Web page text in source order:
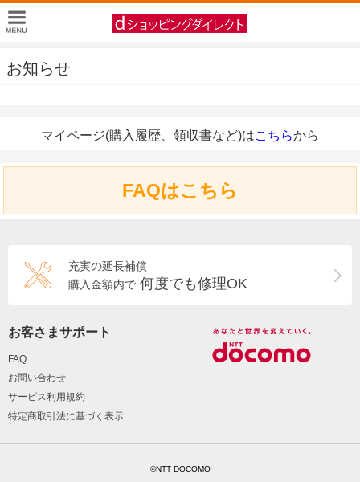
お知らせ
マイページ(購入履歴、領収書など)はこちらから
FAQはこちら
充実の延長補償
購入金額内で 何度でも修理OK
お客さまサポート
FAQ
お問い合わせ
サービス利用規約
特定商取引法に基づく表示
©NTT DOCOMO